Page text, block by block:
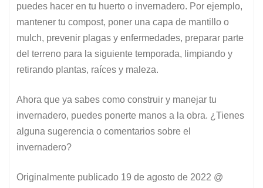
puedes hacer en tu huerto o invernadero. Por ejemplo,
mantener tu compost, poner una capa de mantillo o
mulch, prevenir plagas y enfermedades, preparar parte
del terreno para la siguiente temporada, limpiando y
retirando plantas, raíces y maleza.
Ahora que ya sabes como construir y manejar tu
invernadero, puedes ponerte manos a la obra. ¿Tienes
alguna sugerencia o comentarios sobre el
invernadero?
Originalmente publicado 19 de agosto de 2022 @